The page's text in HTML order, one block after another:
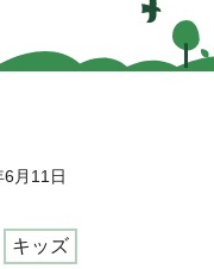
月11日
キッズ